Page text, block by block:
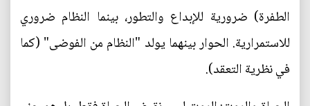
الطفرة) ضرورية للإبداع والتطور، بينما النظام ضروري
للاستمرارية. الحوار بينهما يولد "النظام من الفوضى" (كما
في نظرية التعقد).